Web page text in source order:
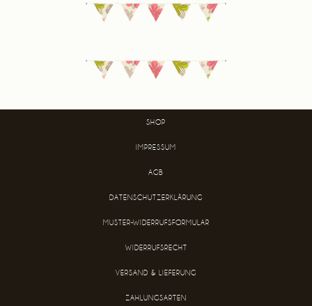
SHOP
IMPRESSUM
AGB
DATENSCHUTZERKLÄRUNG
MUSTER-WIDERRUFSFORMULAR
WIDERRUFSRECHT
VERSAND & LIEFERUNG
ZAHLUNGSARTEN